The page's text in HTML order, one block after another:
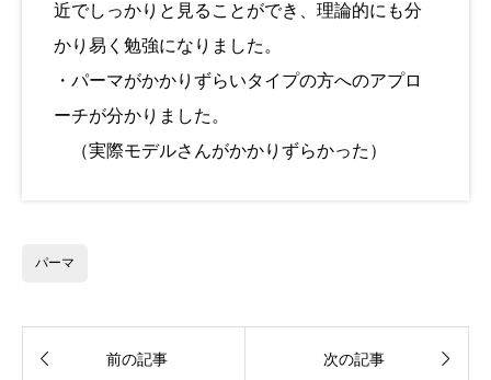
近でしっかりと見ることができ、理論的にも分
かり易く勉強になりました。
・パーマがかかりずらいタイプの方へのアプロ
ーチが分かりました。
（実際モデルさんがかかりずらかった）
パーマ
 前の記事 次の記事 